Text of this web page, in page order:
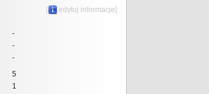
[ edytuj informacje]
-
-
-
5
1